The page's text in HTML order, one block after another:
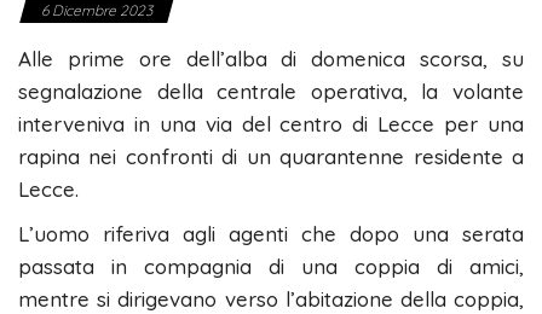
6 Dicembre 2023
Alle prime ore dell’alba di domenica scorsa, su
segnalazione della centrale operativa, la volante
interveniva in una via del centro di Lecce per una
rapina nei confronti di un quarantenne residente a
Lecce.
L’uomo riferiva agli agenti che dopo una serata
passata in compagnia di una coppia di amici,
mentre si dirigevano verso l’abitazione della coppia,